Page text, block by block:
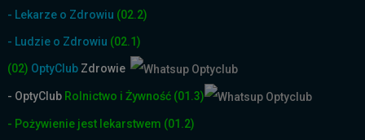
- Lekarze o Zdrowiu (02.2)
- Ludzie o Zdrowiu (02.1)
(02) OptyClub Zdrowie
- OptyClub Rolnictwo i Żywność (01.3)
- Pożywienie jest lekarstwem (01.2)